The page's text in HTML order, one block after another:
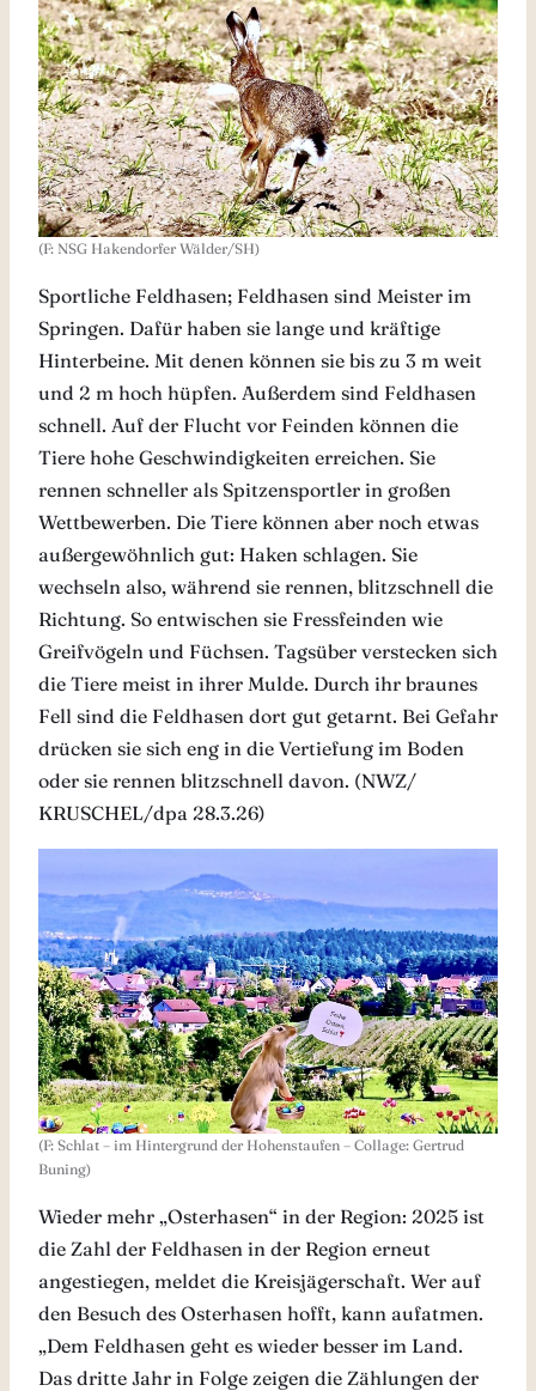
(F: NSG Hakendorfer Wälder/SH)
Sportliche Feldhasen; Feldhasen sind Meister im
Springen. Dafür haben sie lange und kräftige
Hinterbeine. Mit denen können sie bis zu 3 m weit
und 2 m hoch hüpfen. Außerdem sind Feldhasen
schnell. Auf der Flucht vor Feinden können die
Tiere hohe Geschwindigkeiten erreichen. Sie
rennen schneller als Spitzensportler in großen
Wettbewerben. Die Tiere können aber noch etwas
außergewöhnlich gut: Haken schlagen. Sie
wechseln also, während sie rennen, blitzschnell die
Richtung. So entwischen sie Fressfeinden wie
Greifvögeln und Füchsen. Tagsüber verstecken sich
die Tiere meist in ihrer Mulde. Durch ihr braunes
Fell sind die Feldhasen dort gut getarnt. Bei Gefahr
drücken sie sich eng in die Vertiefung im Boden
oder sie rennen blitzschnell davon. (NWZ/
KRUSCHEL/dpa 28.3.26)
(F: Schlat – im Hintergrund der Hohenstaufen – Collage: Gertrud
Buning)
Wieder mehr „Osterhasen“ in der Region: 2025 ist
die Zahl der Feldhasen in der Region erneut
angestiegen, meldet die Kreisjägerschaft. Wer auf
den Besuch des Osterhasen hofft, kann aufatmen.
„Dem Feldhasen geht es wieder besser im Land.
Das dritte Jahr in Folge zeigen die Zählungen der